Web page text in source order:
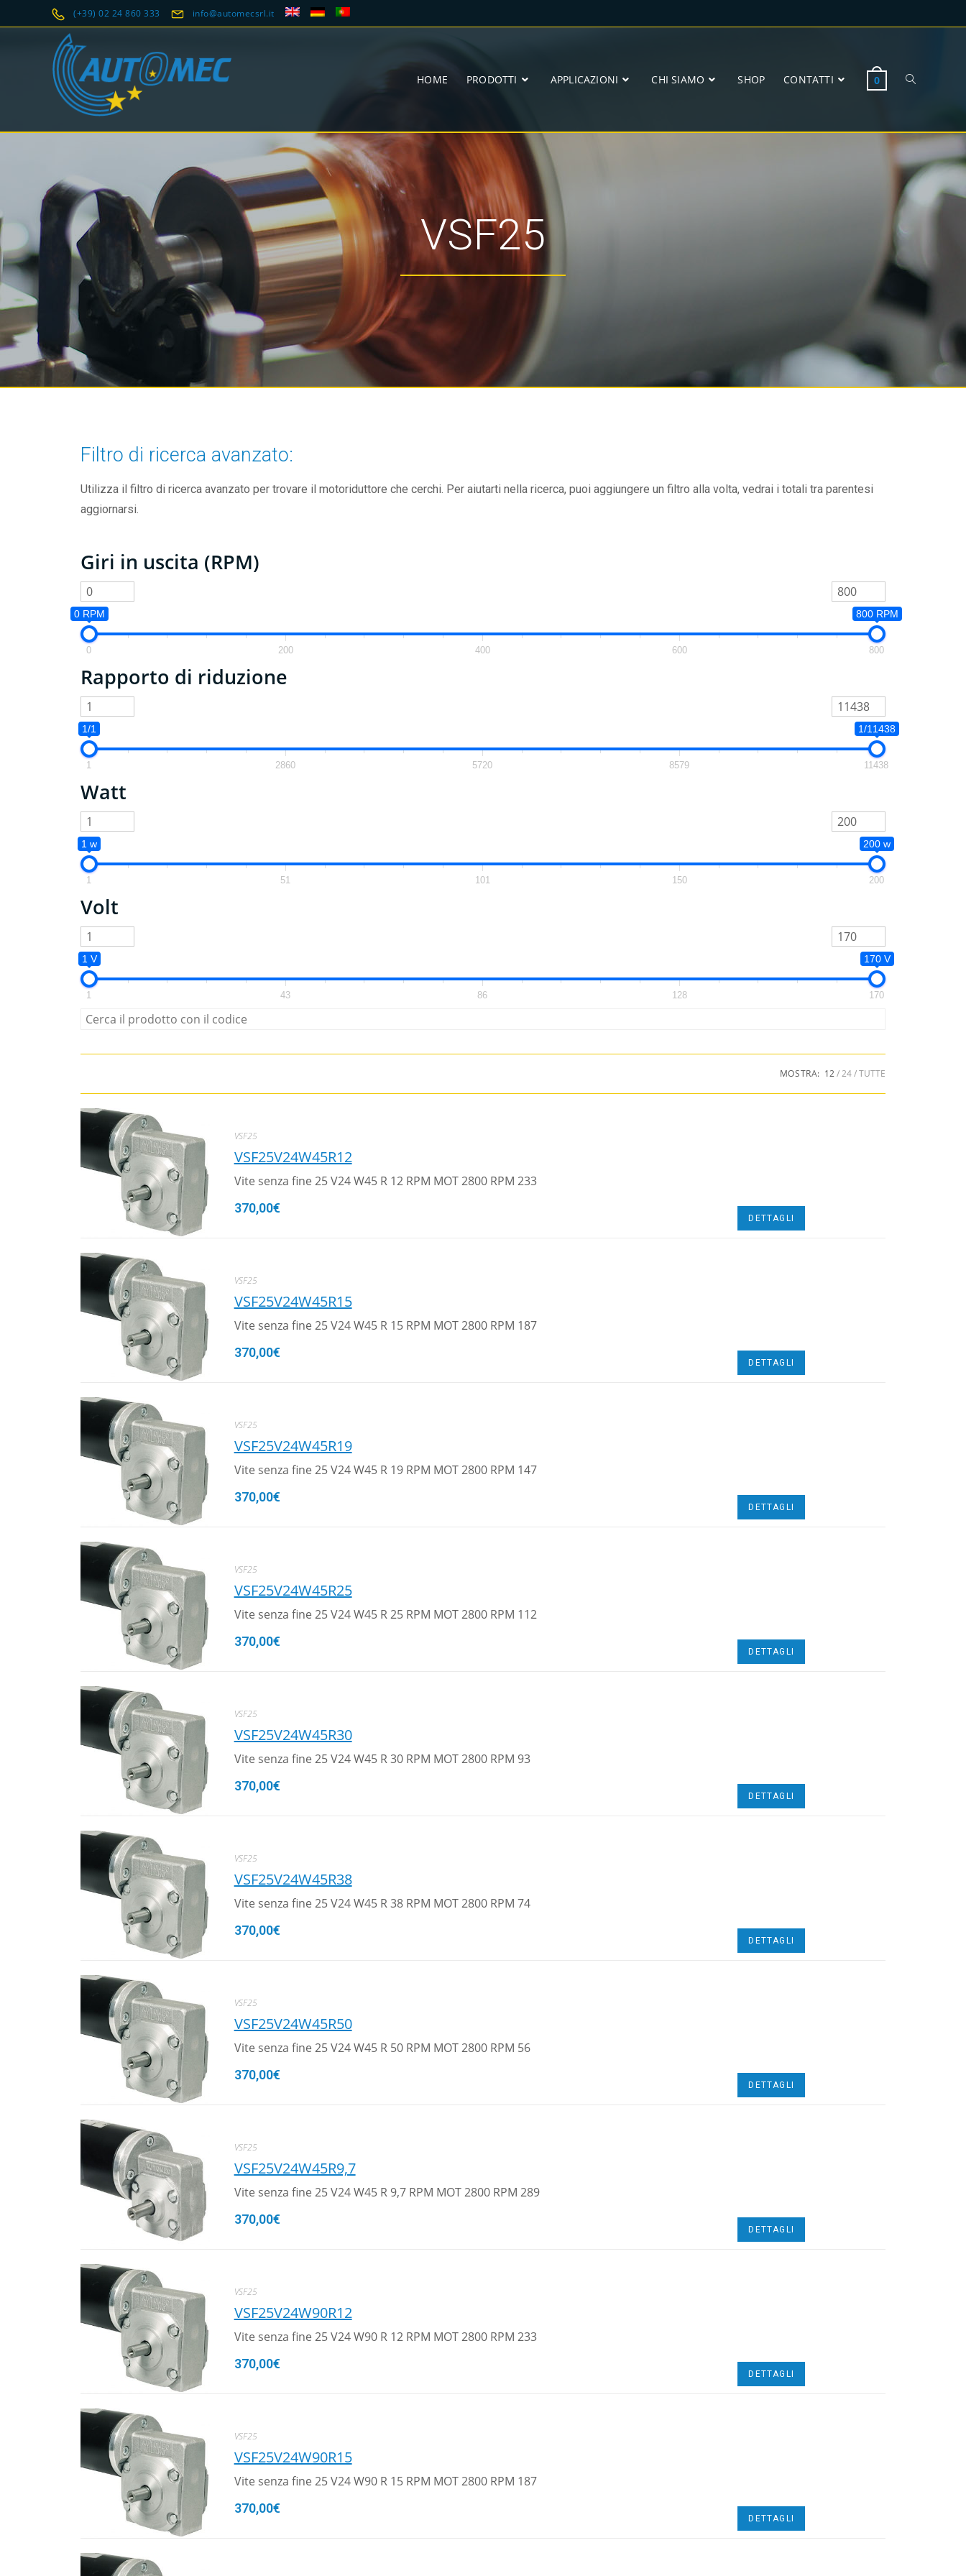
(+39) 02 24 860 333 info@automecsrl.it
HOME PRODOTTI APPLICAZIONI CHI SIAMO SHOP CONTATTI 0
VSF25
Filtro di ricerca avanzato:
Utilizza il filtro di ricerca avanzato per trovare il motoriduttore che cerchi. Per aiutarti nella ricerca, puoi aggiungere un filtro alla volta, vedrai i totali tra parentesi
aggiornarsi.
Giri in uscita (RPM)
0 RPM 800 RPM
0 200 400 600 800
Rapporto di riduzione
1/1 1/11438
1 2860 5720 8579 11438
Watt
1 w 200 w
1 51 101 150 200
Volt
1 V 170 V
1 43 86 128 170
MOSTRA: 12 24 TUTTE
VSF25
VSF25V24W45R12
Vite senza fine 25 V24 W45 R 12 RPM MOT 2800 RPM 233
370,00€
DETTAGLI
VSF25
VSF25V24W45R15
Vite senza fine 25 V24 W45 R 15 RPM MOT 2800 RPM 187
370,00€
DETTAGLI
VSF25
VSF25V24W45R19
Vite senza fine 25 V24 W45 R 19 RPM MOT 2800 RPM 147
370,00€
DETTAGLI
VSF25
VSF25V24W45R25
Vite senza fine 25 V24 W45 R 25 RPM MOT 2800 RPM 112
370,00€
DETTAGLI
VSF25
VSF25V24W45R30
Vite senza fine 25 V24 W45 R 30 RPM MOT 2800 RPM 93
370,00€
DETTAGLI
VSF25
VSF25V24W45R38
Vite senza fine 25 V24 W45 R 38 RPM MOT 2800 RPM 74
370,00€
DETTAGLI
VSF25
VSF25V24W45R50
Vite senza fine 25 V24 W45 R 50 RPM MOT 2800 RPM 56
370,00€
DETTAGLI
VSF25
VSF25V24W45R9,7
Vite senza fine 25 V24 W45 R 9,7 RPM MOT 2800 RPM 289
370,00€
DETTAGLI
VSF25
VSF25V24W90R12
Vite senza fine 25 V24 W90 R 12 RPM MOT 2800 RPM 233
370,00€
DETTAGLI
VSF25
VSF25V24W90R15
Vite senza fine 25 V24 W90 R 15 RPM MOT 2800 RPM 187
370,00€
DETTAGLI